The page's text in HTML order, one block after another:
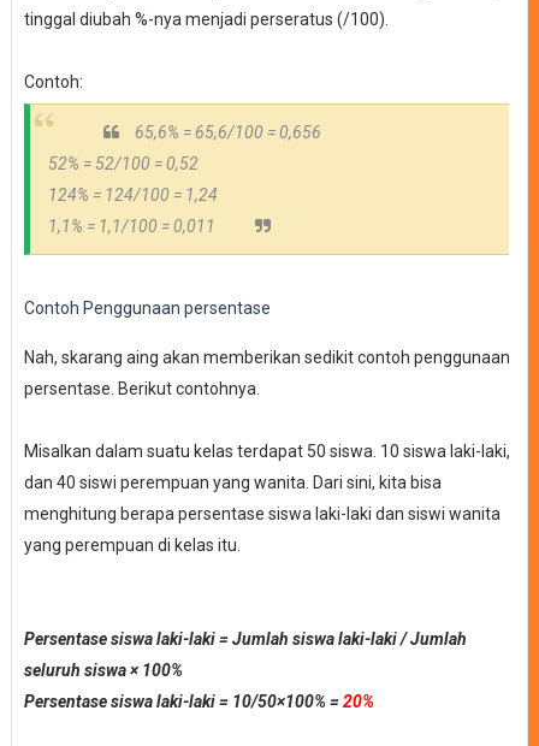
tinggal diubah %-nya menjadi perseratus (/100).
Contoh:
65,6% = 65,6/100 = 0,656
52% = 52/100 = 0,52
124% = 124/100 = 1,24
1,1% = 1,1/100 = 0,011
Contoh Penggunaan persentase
Nah, skarang aing akan memberikan sedikit contoh penggunaan
persentase. Berikut contohnya.
Misalkan dalam suatu kelas terdapat 50 siswa. 10 siswa laki-laki,
dan 40 siswi perempuan yang wanita. Dari sini, kita bisa
menghitung berapa persentase siswa laki-laki dan siswi wanita
yang perempuan di kelas itu.
Persentase siswa laki-laki = Jumlah siswa laki-laki / Jumlah
seluruh siswa× 100%
Persentase siswa laki-laki = 10/50×100% =20%